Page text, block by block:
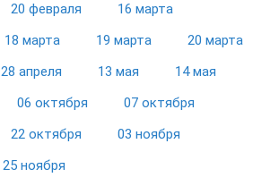
20 февраля
16 марта
18 марта 19 марта
20 марта
28 апреля 13 мая
14 мая
06 октября
07 октября
22 октября
03 ноября
25 ноября